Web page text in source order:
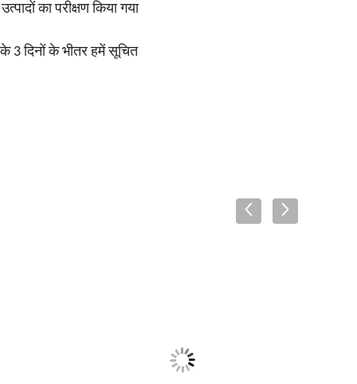
का परीक्षण किया गया
3 दिनों के भीतर हमें सूचित